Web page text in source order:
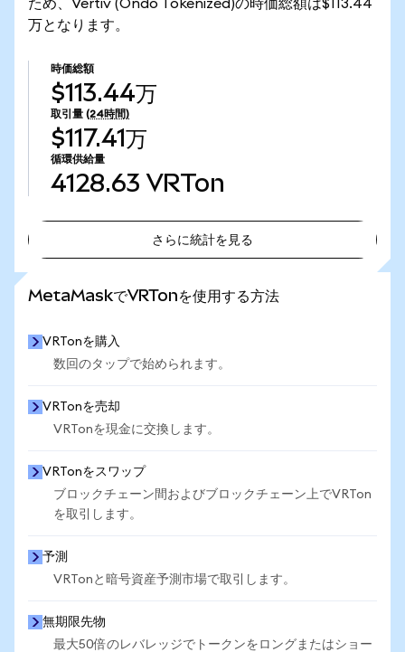
ため、Vertiv (Ondo Tokenized)の時価総額は$113.44
万となります。
時価総額
$113.44万
取引量 (24時間)
$117.41万
循環供給量
4128.63 VRTon
さらに統計を見る
MetaMaskでVRTonを使用する方法
VRTonを購入
数回のタップで始められます。
VRTonを売却
VRTonを現金に交換します。
VRTonをスワップ
ブロックチェーン間およびブロックチェーン上でVRTon
を取引します。
予測
VRTonと暗号資産予測市場で取引します。
無期限先物
最大50倍のレバレッジでトークンをロングまたはショー